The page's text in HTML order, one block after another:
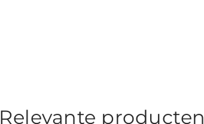
Relevante producten